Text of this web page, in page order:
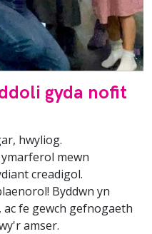
gyda nofit
hwyliog.
mewn
creadigol.
Byddwn yn
fe gewch gefnogaeth
amser.